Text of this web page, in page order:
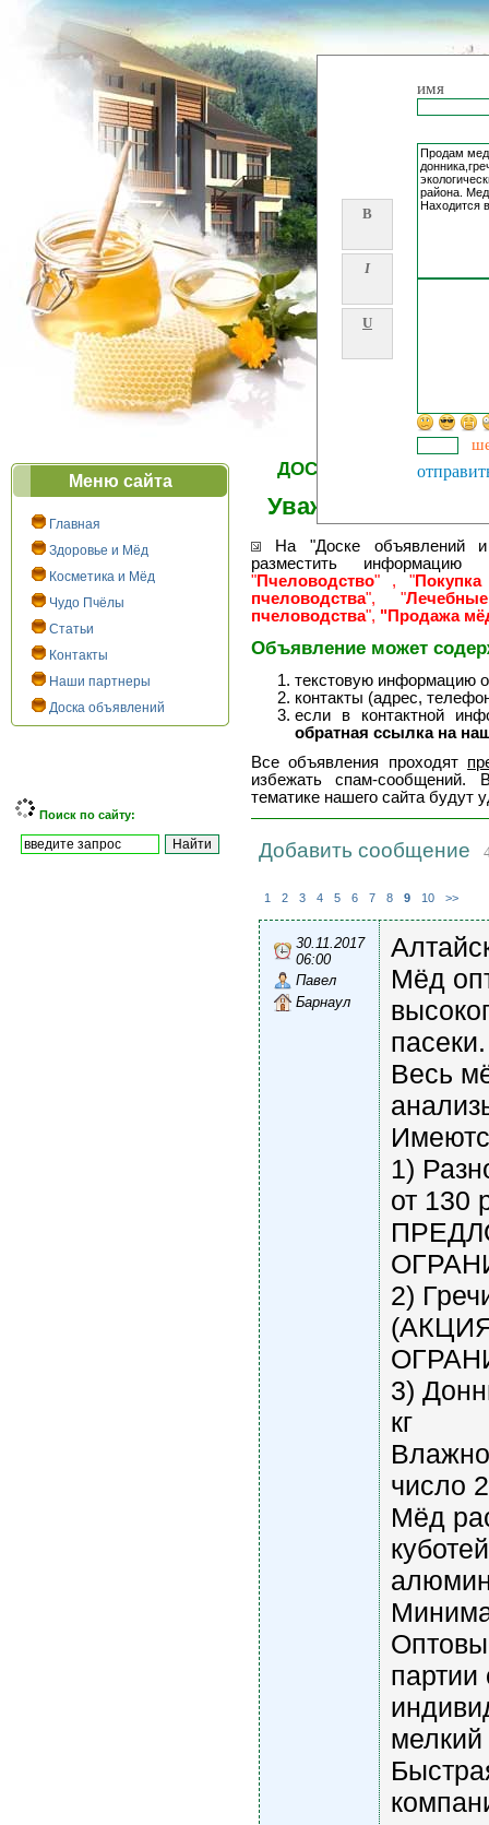
Меню сайта
Главная
Здоровье и Мёд
Косметика и Мёд
Чудо Пчёлы
Статьи
Контакты
Наши партнеры
Доска объявлений
Поиск по сайту:
ДОСКА ОБЪЯВЛЕНИЙ
Уважаемые
На "Доске объявлений
разместить
"Пчеловодство" , "
пчеловодства", "
пчеловодства", "Продажа
Объявление может
текстовую информацию
контакты (адрес,
если в контактной
обратная ссылка на
Все объявления проходят
избежать спам-сообщений.
тематике нашего сайта будут
B
I
U
имя
Добавить сообщение
1 2 3 4 5 6 7 8 9 10 >>
30.11.2017
06:00
Павел
Барнаул
Мёд
пасеки.
Весь
1)
от 130
2)
3)
кг
число
Мёд